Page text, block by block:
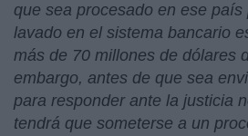
que sea procesado en ese país
lavado en el sistema bancario
más de 70 millones de dólares
embargo, antes de que sea
para responder ante la justicia
tendrá que someterse a un